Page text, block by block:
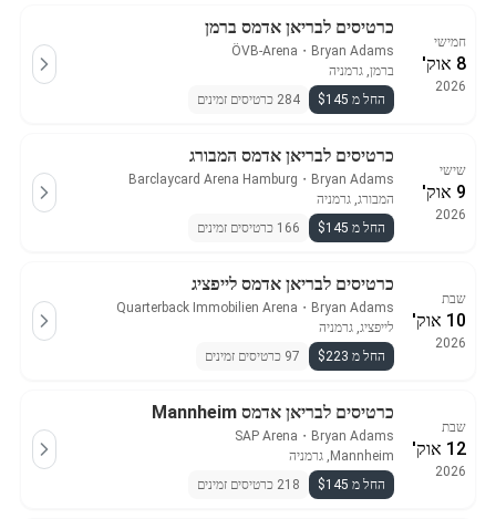
חמישי
8 אוק'
2026
כרטיסים לבריאן אדמס ברמן
Bryan Adams
・
ÖVB-Arena
ברמן, גרמניה
החל מ $145
284 כרטיסים זמינים
שישי
9 אוק'
2026
כרטיסים לבריאן אדמס המבורג
Bryan Adams
・
Barclaycard Arena Hamburg
המבורג, גרמניה
החל מ $145
166 כרטיסים זמינים
שבת
10 אוק'
2026
כרטיסים לבריאן אדמס לייפציג
Bryan Adams
・
Quarterback Immobilien Arena
לייפציג, גרמניה
החל מ $223
97 כרטיסים זמינים
שבת
12 אוק'
2026
כרטיסים לבריאן אדמס Mannheim
Bryan Adams
・
SAP Arena
Mannheim, גרמניה
החל מ $145
218 כרטיסים זמינים